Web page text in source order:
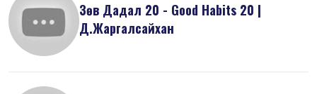
Зөв Дадал 20 - Good Habits 20 |
Д.Жаргалсайхан